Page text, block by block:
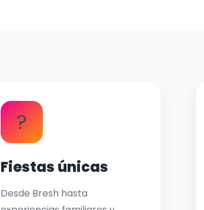
?
Fiestas únicas
Desde Bresh hasta